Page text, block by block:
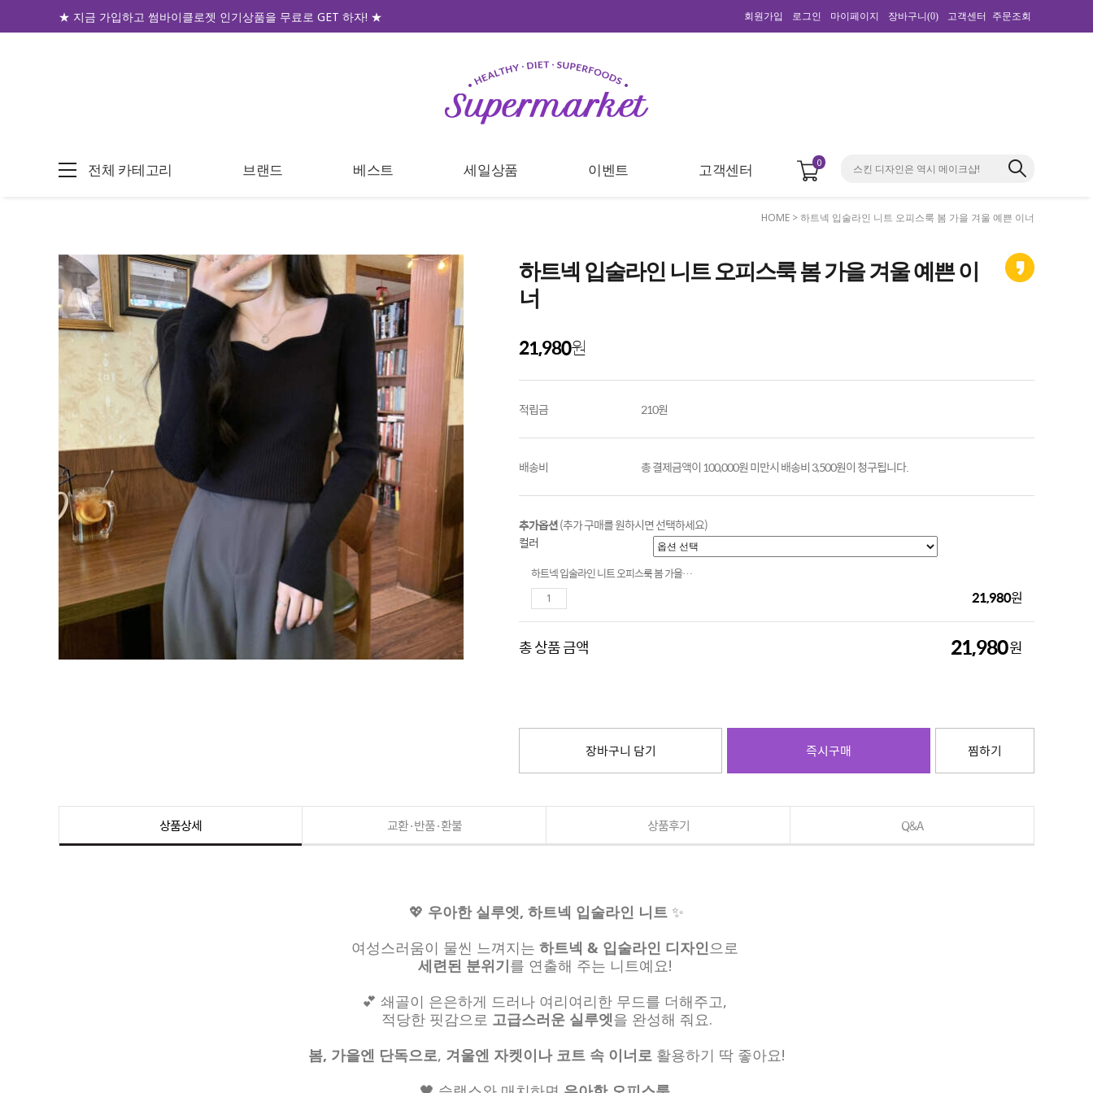
★ 지금 가입하고 썸바이클로젯 인기상품을 무료로 GET 하자! ★ 회원가입 로그인 마이페이지 장바구니(0) 고객센터 주문조회
전체 카테고리 브랜드 베스트 세일상품 이벤트 고객센터 0
HOME > 하트넥 입술라인 니트 오피스룩 봄 가을 겨울 예쁜 이너
하트넥 입술라인 니트 오피스룩 봄 가을 겨울 예쁜 이
너
21,980원
적립금 210원
배송비 총 결제금액이 100,000원 미만시 배송비 3,500원이 청구됩니다.
추가옵션(추가 구매를 원하시면 선택하세요)
컬러
하트넥 입술라인 니트 오피스룩 봄 가을 겨울 예쁜 이너
21,980원
총 상품 금액 21,980원
장바구니 담기 즉시구매 찜하기
상품상세 교환·반품·환불 상품후기 Q&A
💖 우아한 실루엣, 하트넥 입술라인 니트 ✨
여성스러움이 물씬 느껴지는 하트넥 & 입술라인 디자인으로
세련된 분위기를 연출해 주는 니트예요!
💕 쇄골이 은은하게 드러나 여리여리한 무드를 더해주고,
적당한 핏감으로 고급스러운 실루엣을 완성해 줘요.
봄, 가을엔 단독으로, 겨울엔 자켓이나 코트 속 이너로 활용하기 딱 좋아요!